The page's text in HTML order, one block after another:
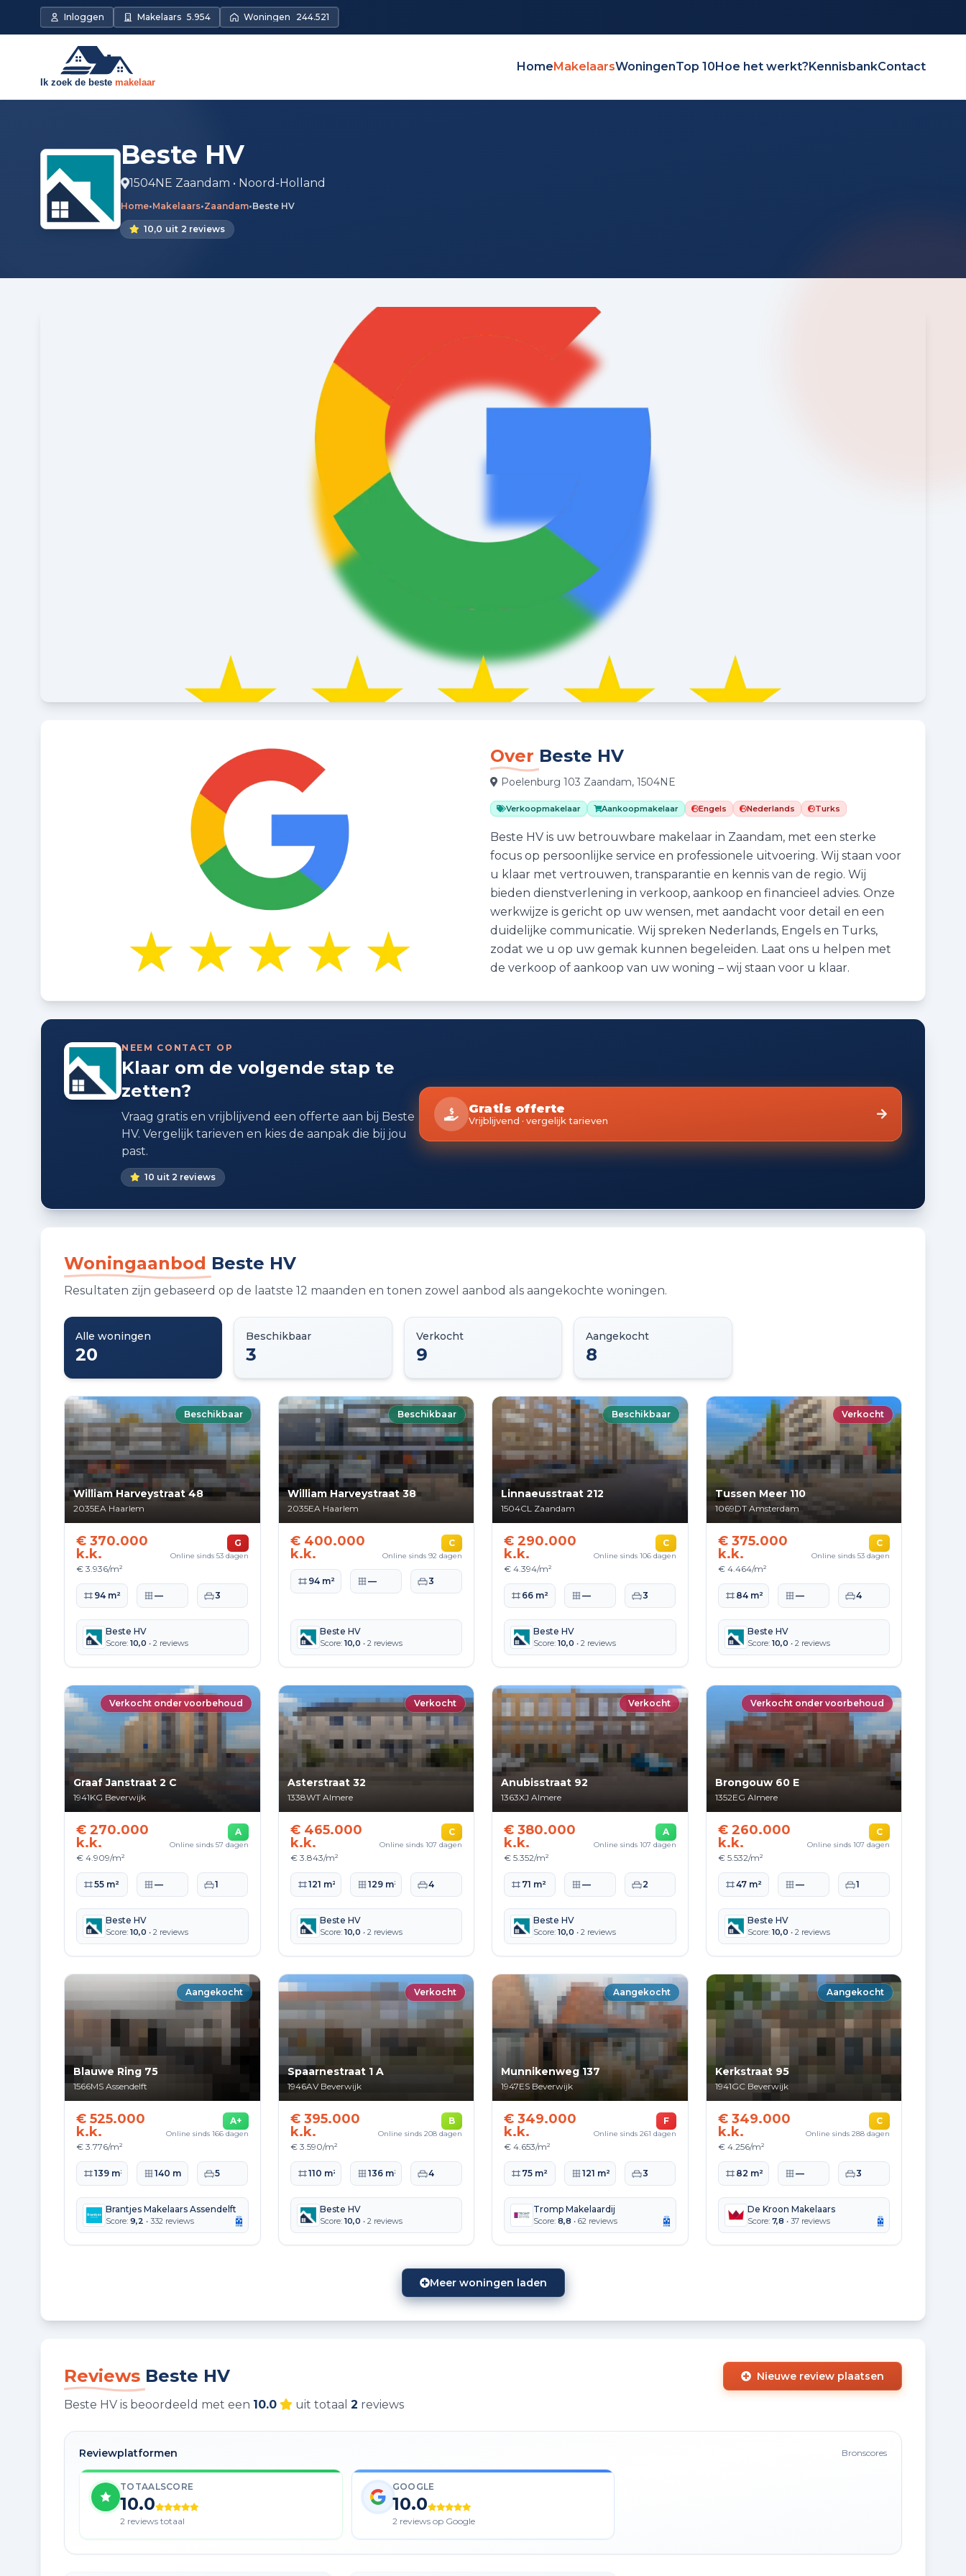
Inloggen Makelaars 5.954 Woningen 244.521
HomeMakelaarsWoningenTop 10Hoe het werkt?KennisbankContact
Beste HV
1504NE Zaandam • Noord-Holland
Home•Makelaars•Zaandam•Beste HV
10,0 uit 2 reviews
Over Beste HV
Poelenburg 103 Zaandam, 1504NE
Verkoopmakelaar Aankoopmakelaar Engels Nederlands Turks
Beste HV is uw betrouwbare makelaar in Zaandam, met een sterke
focus op persoonlijke service en professionele uitvoering. Wij staan voor
u klaar met vertrouwen, transparantie en kennis van de regio. Wij
bieden dienstverlening in verkoop, aankoop en financieel advies. Onze
werkwijze is gericht op uw wensen, met aandacht voor detail en een
duidelijke communicatie. Wij spreken Nederlands, Engels en Turks,
zodat we u op uw gemak kunnen begeleiden. Laat ons u helpen met
de verkoop of aankoop van uw woning – wij staan voor u klaar.
NEEM CONTACT OP
Klaar om de volgende stap te
zetten?
Vraag gratis en vrijblijvend een offerte aan bij Beste
HV. Vergelijk tarieven en kies de aanpak die bij jou
past.
10 uit 2 reviews
Gratis offerte
Vrijblijvend · vergelijk tarieven
Woningaanbod Beste HV
Resultaten zijn gebaseerd op de laatste 12 maanden en tonen zowel aanbod als aangekochte woningen.
Alle woningen
20
Beschikbaar
3
Verkocht
9
Aangekocht
8
Beschikbaar
William Harveystraat 48
2035EA Haarlem
€ 370.000
k.k.
€ 3.936/m²
G
Online sinds 53 dagen
Woonoppervlakte
94 m² Perceeloppervlakte
— Slaapkamers
3
Beste HV
Score: 10,0 • 2 reviews
Beschikbaar
William Harveystraat 38
2035EA Haarlem
€ 400.000
k.k.
C
Online sinds 92 dagen
Woonoppervlakte
94 m² Perceeloppervlakte
— Slaapkamers
3
Beste HV
Score: 10,0 • 2 reviews
Beschikbaar
Linnaeusstraat 212
1504CL Zaandam
€ 290.000
k.k.
€ 4.394/m²
C
Online sinds 106 dagen
Woonoppervlakte
66 m² Perceeloppervlakte
— Slaapkamers
3
Beste HV
Score: 10,0 • 2 reviews
Verkocht
Tussen Meer 110
1069DT Amsterdam
€ 375.000
k.k.
€ 4.464/m²
C
Online sinds 53 dagen
Woonoppervlakte
84 m² Perceeloppervlakte
— Slaapkamers
4
Beste HV
Score: 10,0 • 2 reviews
Verkocht onder voorbehoud
Graaf Janstraat 2 C
1941KG Beverwijk
€ 270.000
k.k.
€ 4.909/m²
A
Online sinds 57 dagen
Woonoppervlakte
55 m² Perceeloppervlakte
— Slaapkamers
1
Beste HV
Score: 10,0 • 2 reviews
Verkocht
Asterstraat 32
1338WT Almere
€ 465.000
k.k.
€ 3.843/m²
C
Online sinds 107 dagen
Woonoppervlakte
121 m² Perceeloppervlakte
129 m² Slaapkamers
4
Beste HV
Score: 10,0 • 2 reviews
Verkocht
Anubisstraat 92
1363XJ Almere
€ 380.000
k.k.
€ 5.352/m²
A
Online sinds 107 dagen
Woonoppervlakte
71 m² Perceeloppervlakte
— Slaapkamers
2
Beste HV
Score: 10,0 • 2 reviews
Verkocht onder voorbehoud
Brongouw 60 E
1352EG Almere
€ 260.000
k.k.
€ 5.532/m²
C
Online sinds 107 dagen
Woonoppervlakte
47 m² Perceeloppervlakte
— Slaapkamers
1
Beste HV
Score: 10,0 • 2 reviews
Aangekocht
Blauwe Ring 75
1566MS Assendelft
€ 525.000
k.k.
€ 3.776/m²
A+
Online sinds 166 dagen
Woonoppervlakte
139 m² Perceeloppervlakte
140 m² Slaapkamers
5
Brantjes Makelaars Assendelft
Score: 9,2 • 332 reviews
Verkocht
Spaarnestraat 1 A
1946AV Beverwijk
€ 395.000
k.k.
€ 3.590/m²
B
Online sinds 208 dagen
Woonoppervlakte
110 m² Perceeloppervlakte
136 m² Slaapkamers
4
Beste HV
Score: 10,0 • 2 reviews
Aangekocht
Munnikenweg 137
1947ES Beverwijk
€ 349.000
k.k.
€ 4.653/m²
F
Online sinds 261 dagen
Woonoppervlakte
75 m² Perceeloppervlakte
121 m² Slaapkamers
3
Tromp Makelaardij
Score: 8,8 • 62 reviews
Aangekocht
Kerkstraat 95
1941GC Beverwijk
€ 349.000
k.k.
€ 4.256/m²
C
Online sinds 288 dagen
Woonoppervlakte
82 m² Perceeloppervlakte
— Slaapkamers
3
De Kroon Makelaars
Score: 7,8 • 37 reviews
Meer woningen laden
Reviews Beste HV Nieuwe review plaatsen
Beste HV is beoordeeld met een 10.0 uit totaal 2 reviews
Reviewplatformen Bronscores
TOTAALSCORE
10.0
2 reviews totaal
GOOGLE
10.0
2 reviews op Google